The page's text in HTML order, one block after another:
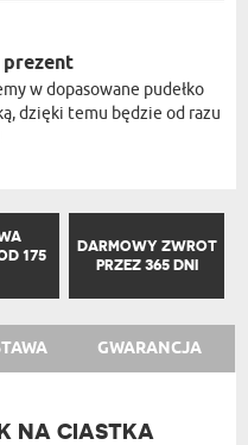
prezent
w dopasowane pudełko
dzięki temu będzie od razu
175
DARMOWY ZWROT
PRZEZ 365 DNI
GWARANCJA
NA CIASTKA